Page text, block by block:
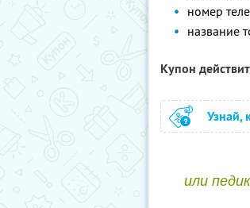
номер
название
Купон
Узнай,
или